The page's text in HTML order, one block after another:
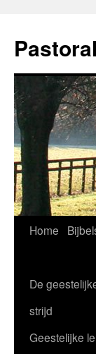
de
inhoud
Home
De
strijd
Geestelijke